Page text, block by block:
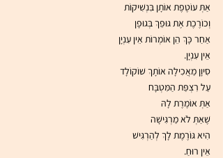
אַתְּ עוֹטֶפֶת אוֹתָן בִּנְשִׁיקוֹת
וְכוֹרֶכֶת אֶת גּוּפֵךְ בְּגוּפָן
אַחַר כָּךְ הֵן אוֹמְרוֹת אֵין עִנְיָן
אֵין עִנְיָן.
סִיוָן מַאֲכִילָה אוֹתָךְ שׁוֹקוֹלָד
עַל רִצְפַּת הַמִּטְבָּח
אַתְּ אוֹמֶרֶת לָהּ
שֶׁאַתְּ לֹא מַרְגִּישָׁה
הִיא גּוֹרֶמֶת לָךְ לְהַרְגִּישׁ
אֵין רוּחַ.